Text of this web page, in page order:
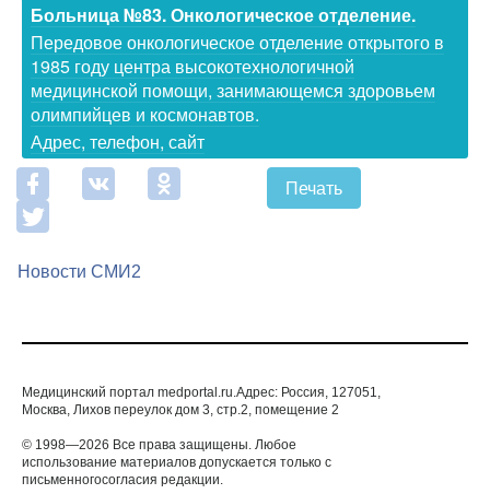
Больница №83. Онкологическое отделение.
Передовое онкологическое отделение открытого в
1985 году центра высокотехнологичной
медицинской помощи, занимающемся здоровьем
олимпийцев и космонавтов.
Адрес, телефон, сайт
Печать
Новости СМИ2
Медицинский портал medportal.ru.Адрес: Россия, 127051,
Москва, Лихов переулок дом 3, стр.2, помещение 2
© 1998—2026 Все права защищены. Любое
использование материалов допускается только с
письменногосогласия редакции.